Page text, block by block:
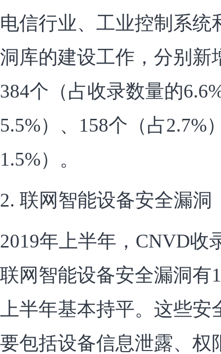
电信行业、工业控制系统
洞库的建设工作，分别新
384个（占收录数量的
5.5%）、158个（占2.7%
1.5%）。
2. 联网智能设备安全漏洞
2019年上半年，CNVD收
联网智能设备安全漏洞有
上半年基本持平。这些
要包括设备信息泄露、权